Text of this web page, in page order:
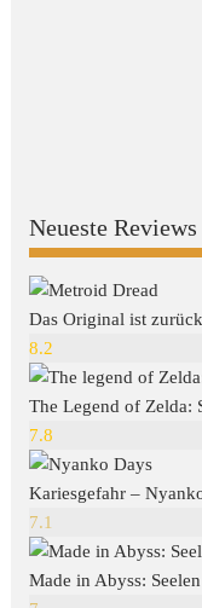
Neueste Reviews
Das Original ist
8.2
The Legend of Zelda:
7.8
Kariesgefahr –
7.1
Made in Abyss: